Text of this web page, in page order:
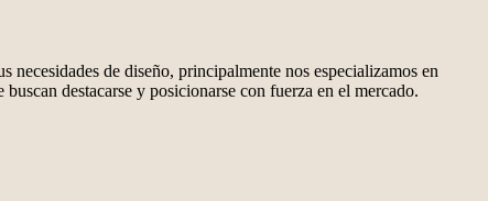
necesidades de diseño, principalmente nos especializamos en
buscan destacarse y posicionarse con fuerza en el mercado.